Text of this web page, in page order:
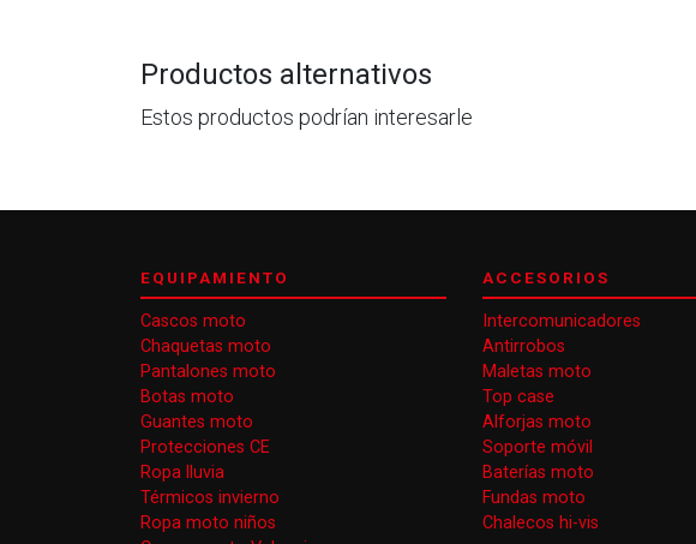
Productos alternativos
Estos productos podrían interesarle
EQUIPAMIENTO
Cascos moto
Chaquetas moto
Pantalones moto
Botas moto
Guantes moto
Protecciones CE
Ropa lluvia
Térmicos invierno
Ropa moto niños
ACCESORIOS
Intercomunicadores
Antirrobos
Maletas moto
Top case
Alforjas moto
Soporte móvil
Baterías moto
Fundas moto
Chalecos hi-vis